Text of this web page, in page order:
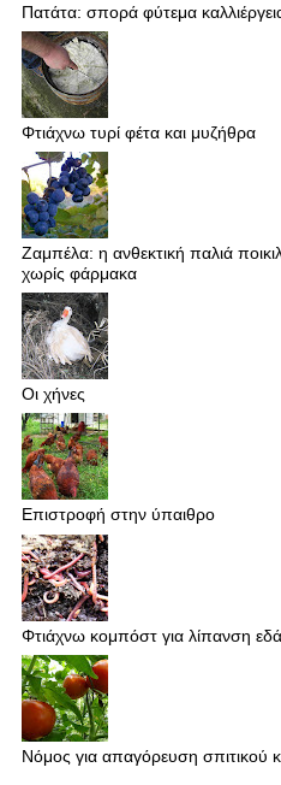
Πατάτα: σπορά φύτεμα
Φτιάχνω τυρί φέτα και μυζήθρα
Ζαμπέλα: η ανθεκτική παλιά
χωρίς φάρμακα
Οι χήνες
Επιστροφή στην ύπαιθρο
Φτιάχνω κομπόστ για λίπανση
Νόμος για απαγόρευση σπιτικού